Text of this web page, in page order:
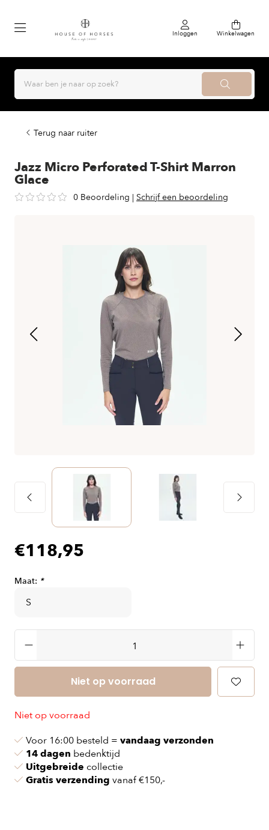
Inloggen Winkelwagen
Terug naar ruiter
Jazz Micro Perforated T-Shirt Marron
Glace
0 Beoordeling | Schrijf een beoordeling
€118,95
Maat: *
Niet op voorraad
Niet op voorraad
Voor 16:00 besteld = vandaag verzonden
14 dagen bedenktijd
Uitgebreide collectie
Gratis verzending vanaf €150,-